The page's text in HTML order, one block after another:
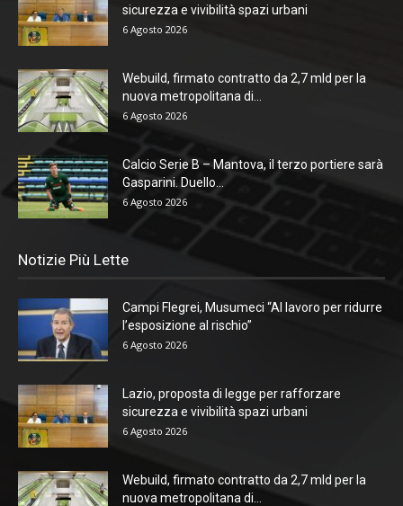
sicurezza e vivibilità spazi urbani
6 Agosto 2026
Webuild, firmato contratto da 2,7 mld per la
nuova metropolitana di...
6 Agosto 2026
Calcio Serie B – Mantova, il terzo portiere sarà
Gasparini. Duello...
6 Agosto 2026
Notizie Più Lette
Campi Flegrei, Musumeci “Al lavoro per ridurre
l’esposizione al rischio”
6 Agosto 2026
Lazio, proposta di legge per rafforzare
sicurezza e vivibilità spazi urbani
6 Agosto 2026
Webuild, firmato contratto da 2,7 mld per la
nuova metropolitana di...